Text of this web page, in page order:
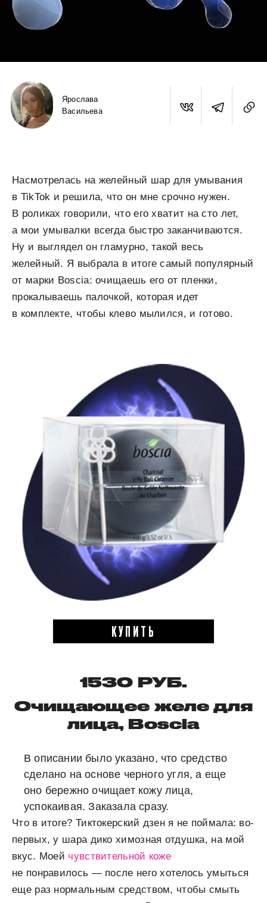
Ярослава
Васильева
Насмотрелась на желейный шар для умывания
в TikTok и решила, что он мне срочно нужен.
В роликах говорили, что его хватит на сто лет,
а мои умывалки всегда быстро заканчиваются.
Ну и выглядел он гламурно, такой весь
желейный. Я выбрала в итоге самый популярный
от марки Boscia: очищаешь его от пленки,
прокалываешь палочкой, которая идет
в комплекте, чтобы клево мылился, и готово.
КУПИТЬ
1530 РУБ.
Очищающее желе для
лица, Boscia
В описании было указано, что средство
сделано на основе черного угля, а еще
оно бережно очищает кожу лица,
успокаивая. Заказала сразу.
Что в итоге? Тиктокерский дзен я не поймала: во-
первых, у шара дико химозная отдушка, на мой
вкус. Моей чувствительной коже
не понравилось — после него хотелось умыться
еще раз нормальным средством, чтобы смыть